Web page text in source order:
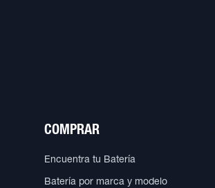
COMPRAR
Encuentra tu Batería
Batería por marca y modelo